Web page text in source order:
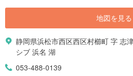
地図を見る
静岡県浜松市西区西区村櫛町 字 志
シブ 浜名 湖
053-488-0139